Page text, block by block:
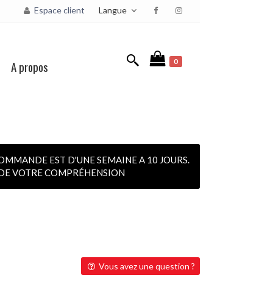
Espace client Langue
A propos 0
EST D'UNE SEMAINE A 10 JOURS.
VOTRE COMPRÉHENSION
Vous avez une question ?